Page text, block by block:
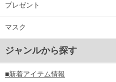
プレゼント
マスク
ジャンルから探す
■新着アイテム情報